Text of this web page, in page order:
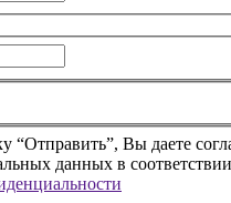
“Отправить”, Вы даете
данных в соответствии